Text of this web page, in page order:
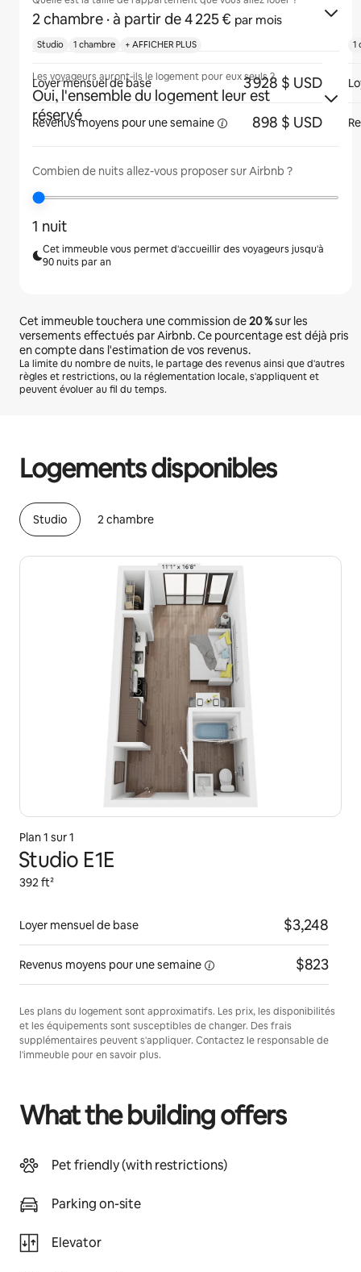
2 chambre · à partir de 4 225 € par mois
Les voyageurs auront-ils le logement pour eux seuls ?
Oui, l'ensemble du logement leur est
réservé
Combien de nuits allez-vous proposer sur Airbnb ?
1 nuit
Cet immeuble vous permet d'accueillir des voyageurs jusqu'à
90 nuits par an
Cet immeuble touchera une commission de20 %sur les
versements effectués par Airbnb. Ce pourcentage est déjà pris
en compte dans l'estimation de vos revenus.
La limite du nombre de nuits, le partage des revenus ainsi que d'autres
règles et restrictions, ou la réglementation locale, s'appliquent et
peuvent évoluer au fil du temps.
Logements disponibles
Studio 2 chambre
Plan 1 sur 1
Studio E1E
392 ft²
Loyer mensuel de base $3,248
Revenus moyens pour unesemaine $823
Les plans du logement sont approximatifs. Les prix, les disponibilités
et les équipements sont susceptibles de changer. Des frais
supplémentaires peuvent s'appliquer. Contactez le responsable de
l'immeuble pour en savoir plus.
What the building offers
Pet friendly (with restrictions)
Parking on-site
Elevator
Studio 1 chambre + AFFICHER PLUS
Loyer mensuel de base 3 928 $ USD
Revenus moyens pour unesemaine 898 $ USD
1